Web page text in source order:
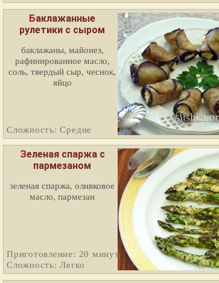
Баклажанные
рулетики с сыром
баклажаны, майонез,
рафинированное масло,
соль, твердый сыр, чеснок,
яйцо
Сложность: Средне
Зеленая спаржа с
пармезаном
зеленая спаржа, оливковое
масло, пармезан
Приготовление: 20 минут
Сложность: Легко